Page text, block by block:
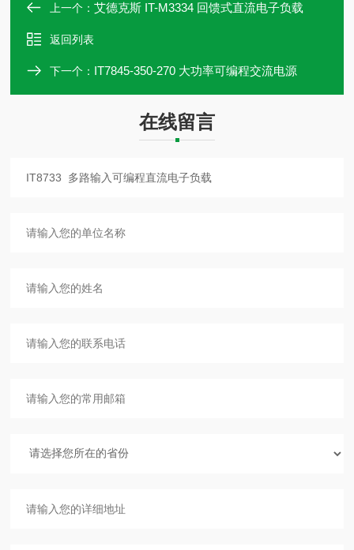
上一个：艾德克斯 IT-M3334 回馈式直流电子负载
返回列表
下一个： IT7845-350-270 大功率可编程交流电源
在线留言